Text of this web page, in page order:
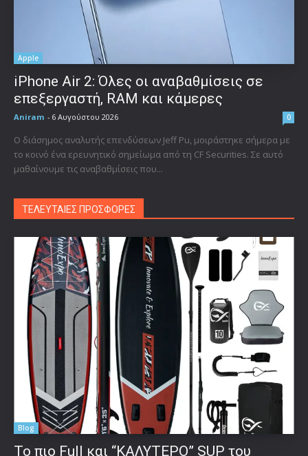
Apple
iPhone Air 2: Όλες οι αναβαθμίσεις σε
επεξεργαστή, RAM και κάμερες
Aniram - 6 Αυγούστου 2026 0
Ο διάσημος αναλυτής επενδύσεων Jeff Pu, μοιράστηκε σήμερα με
το κοινό ένα ερευνητικό σημείωμα από τη CF Securities. Σε αυτό
μαθαίνουμε τις αναβαθμίσεις που...
ΤΕΛΕΥΤΑΙΕΣ ΠΡΟΣΦΟΡΕΣ
Blog
To πιο Full και “ΚΑΛΥΤΕΡΟ” SUP του